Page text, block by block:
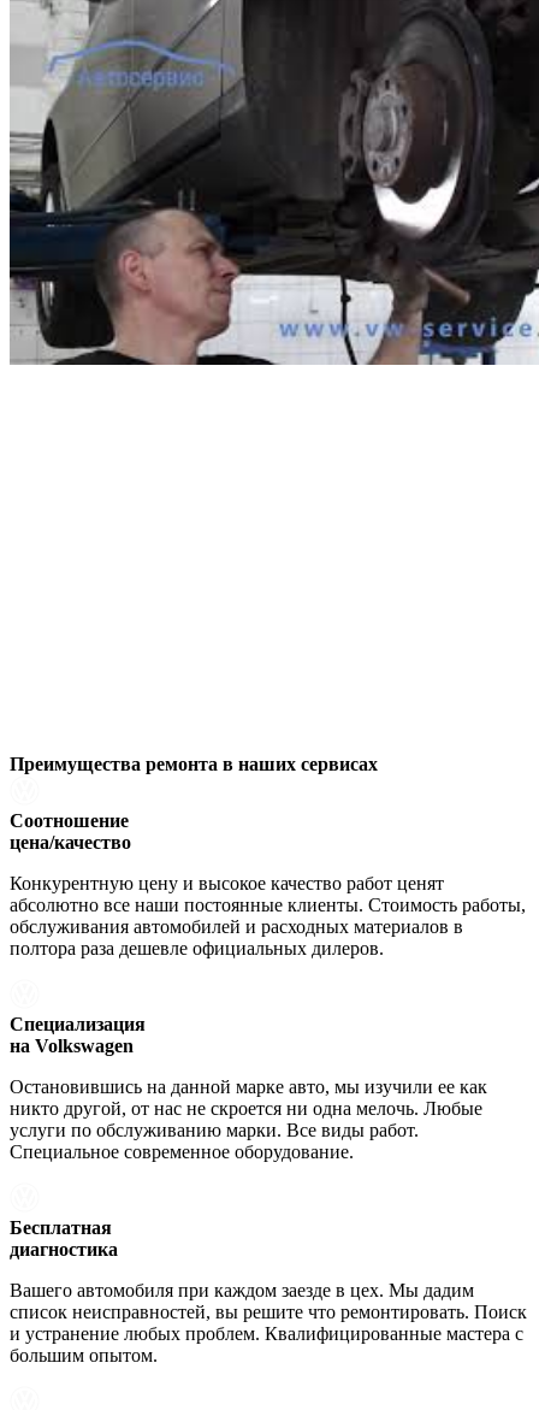
Преимущества ремонта в наших сервисах
Соотношение
цена/качество
Конкурентную цену и высокое качество работ ценят
абсолютно все наши постоянные клиенты. Стоимость работы,
обслуживания автомобилей и расходных материалов в
полтора раза дешевле официальных дилеров.
Специализация
на Volkswagen
Остановившись на данной марке авто, мы изучили ее как
никто другой, от нас не скроется ни одна мелочь. Любые
услуги по обслуживанию марки. Все виды работ.
Специальное современное оборудование.
Бесплатная
диагностика
Вашего автомобиля при каждом заезде в цех. Мы дадим
список неисправностей, вы решите что ремонтировать. Поиск
и устранение любых проблем. Квалифицированные мастера с
большим опытом.